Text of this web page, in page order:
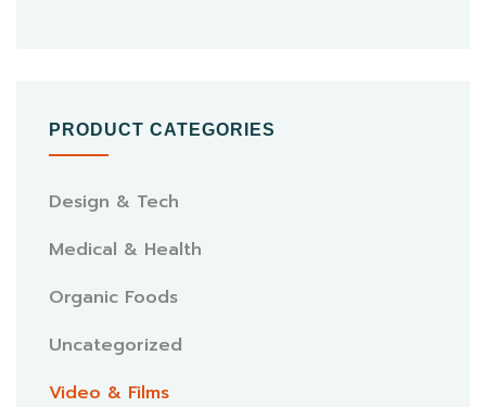
PRODUCT CATEGORIES
Design & Tech
Medical & Health
Organic Foods
Uncategorized
Video & Films